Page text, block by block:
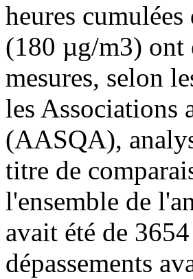
heures
(180 µg/m3) ont
mesures, selon
les Associations
(AASQA),
titre de
l'ensemble de
avait été de
dépassements